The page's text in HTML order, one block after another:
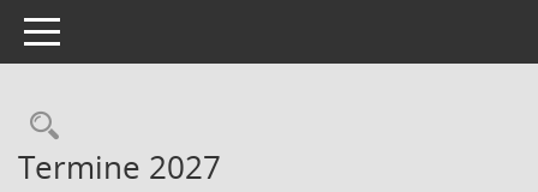
Toggle navigation
Rechercheauswahl
Termine 2027